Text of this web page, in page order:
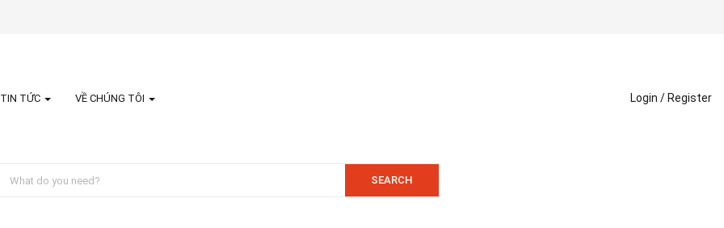
TIN TỨC VỀ CHÚNG TÔI Login / Register
SEARCH